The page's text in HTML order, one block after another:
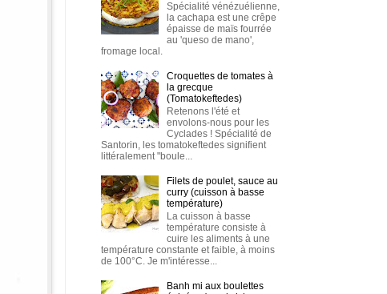
Spécialité vénézuélienne,
la cachapa est une crêpe
épaisse de maïs fourrée
au 'queso de mano',
fromage local.
Croquettes de tomates à
la grecque
(Tomatokeftedes)
Retenons l'été et
envolons-nous pour les
Cyclades ! Spécialité de
Santorin, les tomatokeftedes signifient
littéralement "boule...
Filets de poulet, sauce au
curry (cuisson à basse
température)
La cuisson à basse
température consiste à
cuire les aliments à une
température constante et faible, à moins
de 100°C. Je m'intéresse...
Banh mi aux boulettes